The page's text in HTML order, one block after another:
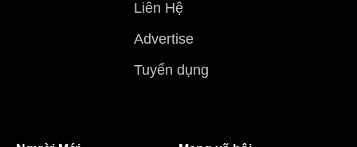
Liên Hệ
Advertise
Tuyển dụng